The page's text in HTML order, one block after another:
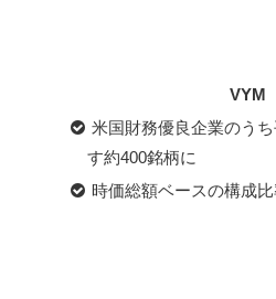
VYM
米国財務優良企業のう
す約400銘柄に
時価総額ベースの構成